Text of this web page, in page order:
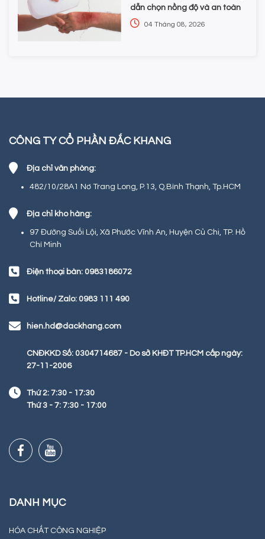
dẫn chọn nồng độ và an toàn
04 Tháng 08, 2026
CÔNG TY CỔ PHẦN ĐẮC KHANG
Địa chỉ văn phòng:
482/10/28A1 Nơ Trang Long, P.13, Q.Bình Thạnh, Tp.HCM
Địa chỉ kho hàng:
97 Đường Suối Lội, Xã Phước Vĩnh An, Huyện Củ Chi, TP. Hồ
Chí Minh
Điện thoại bàn: 0983186072
Hotline/ Zalo: 0983 111 490
hien.hd@dackhang.com
CNĐKKD Số: 0304714687 - Do sở KHĐT TP.HCM cấp ngày:
27-11-2006
Thứ 2: 7:30 - 17:30
Thứ 3 - 7: 7:30 - 17:00
DANH MỤC
HÓA CHẤT CÔNG NGHIỆP